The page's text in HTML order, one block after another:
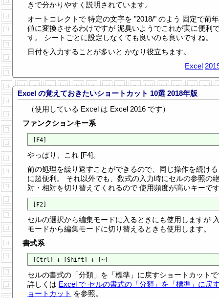
きで分かりやすく説明されています。
オートコレクトで 特定の文字を "2018/" のよう 固定で前
値に変換させるわけですが 泥臭いようでこれが実に便利
す。 シートごとに設定しなくても良いのも良いですね。
日付を入力することが多いと かなり役立ちます。
Excel
Excel の覚えておきたいショートカット 10選 2018年版
（使用している Excel は Excel 2016 です）
ファンクションキー系
やっぱり、これ [F4]。
前の処理を繰り返すことができるので、同じ操作を続け
に超便利。 それ以外でも、数式の入力時にセルの参照の
対・相対を切り替えてくれるので 使用頻度が高いキーで
セルの選択から編集モードに入るときにも使用しますが
モードから編集モードに切り替えるときも使用します。
書式系
セルの書式の「分類」を「標準」に戻すショートカット
詳しくは Excel で セルの書式の「分類」を「標準」に戻
ョートカット を参照。